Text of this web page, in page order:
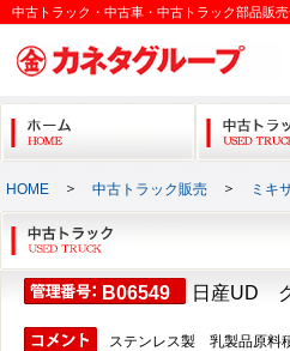
中古トラック・中古車・中古トラック部品販
HOME ＞ 中古トラック販売 ＞ ミキ
B06549 日産UD
ステンレス製 乳製品原料